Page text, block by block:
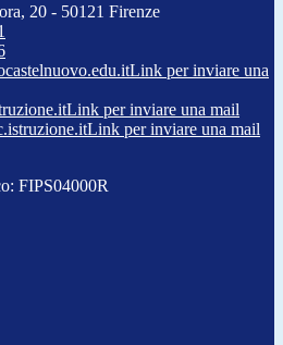
20 - 50121 Firenze
Link per inviare una
Link per inviare una mail
Link per inviare una mail
FIPS04000R